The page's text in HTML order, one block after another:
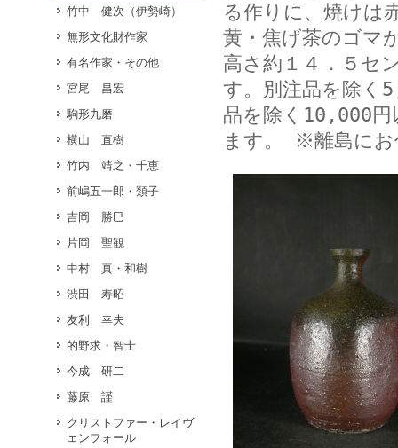
竹中 健次（伊勢崎）
無形文化財作家
有名作家・その他
宮尾 昌宏
駒形九磨
横山 直樹
竹内 靖之・千恵
前嶋五一郎・類子
吉岡 勝巳
片岡 聖観
中村 真・和樹
渋田 寿昭
友利 幸夫
的野求・智士
今成 研二
藤原 謹
クリストファー・レイヴ
ェンフォール
る作りに、焼けは
黄・焦げ茶のゴマ
高さ約１４．５セ
す。別注品を除く
品を除く10,000円
ます。 ※離島にお